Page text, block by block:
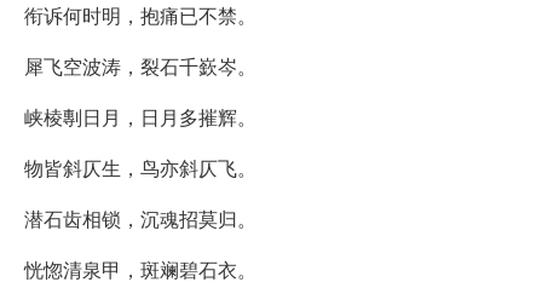
衔诉何时明，抱痛已不禁。
犀飞空波涛，裂石千嶔岑。
峡棱剸日月，日月多摧辉。
物皆斜仄生，鸟亦斜仄飞。
潜石齿相锁，沉魂招莫归。
恍惚清泉甲，斑斓碧石衣。